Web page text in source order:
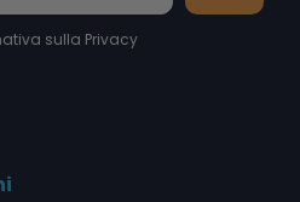
sulla Privacy